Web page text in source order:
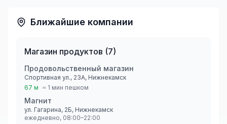
Ближайшие компании
Магазин продуктов (7)
Продовольственный магазин
Спортивная ул., 23А, Нижнекамск
67 м ≈ 1 мин пешком
Магнит
ул. Гагарина, 2Б, Нижнекамск
ежедневно, 08:00–22:00